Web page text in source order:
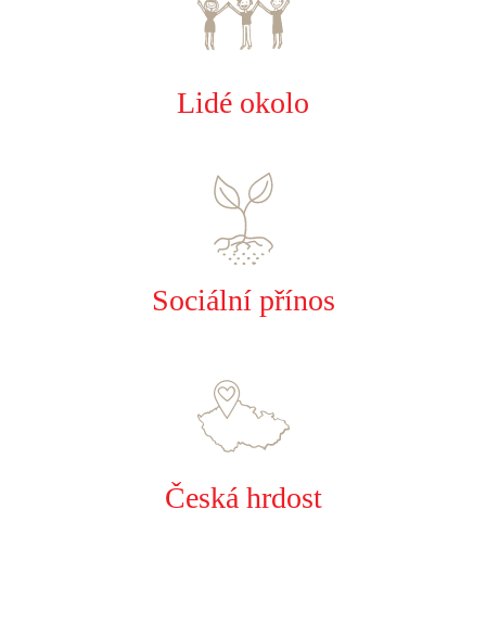
Lidé okolo
Sociální přínos
Česká hrdost